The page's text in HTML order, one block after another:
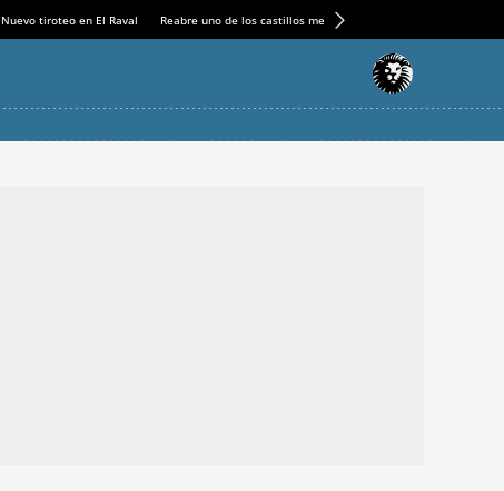
Nuevo tiroteo en El Raval Reabre uno de los castillos medievales más espectaculares